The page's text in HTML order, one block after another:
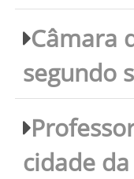
Câmara
segundo
cidade